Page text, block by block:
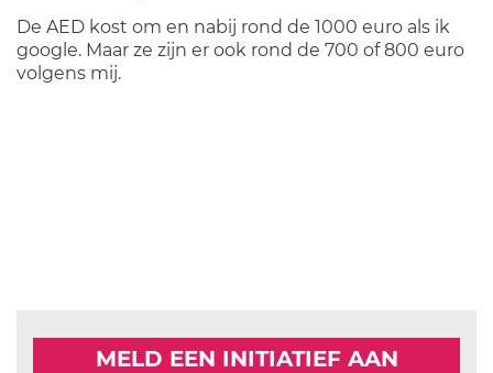
De AED kost om en nabij rond de 1000 euro als ik
google. Maar ze zijn er ook rond de 700 of 800 euro
volgens mij.
MELD EEN INITIATIEF AAN